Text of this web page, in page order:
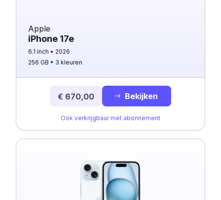
Apple
iPhone 17e
6.1 inch
2026
256 GB
3 kleuren
€ 670,00 Bekijken
Ook verkrijgbaar met abonnement